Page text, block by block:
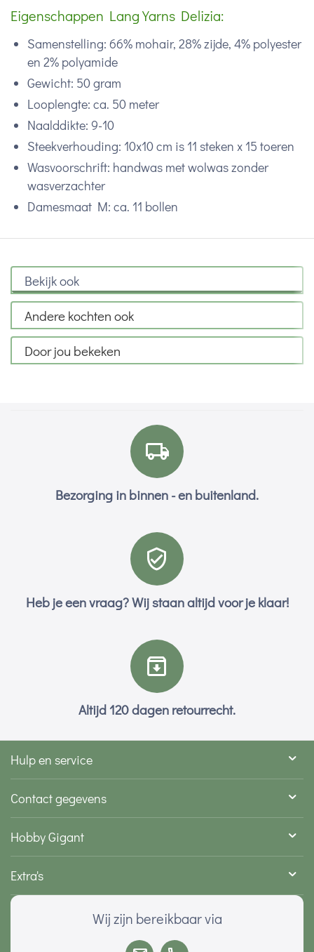
Eigenschappen Lang Yarns Delizia:
Samenstelling: 66% mohair, 28% zijde, 4% polyester
en 2% polyamide
Gewicht: 50 gram
Looplengte: ca. 50 meter
Naalddikte: 9-10
Steekverhouding: 10x10 cm is 11 steken x 15 toeren
Wasvoorschrift: handwas met wolwas zonder
wasverzachter
Damesmaat M: ca. 11 bollen
Bekijk ook
Andere kochten ook
Door jou bekeken
Bezorging in binnen - en buitenland.
Heb je een vraag? Wij staan altijd voor je klaar!
Altijd 120 dagen retourrecht.
Hulp en service
Contact gegevens
Hobby Gigant
Extra's
Wij zijn bereikbaar via